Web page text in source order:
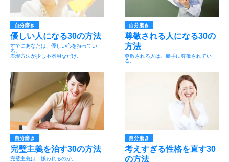
自分磨き
優しい人になる30の方法
すでにあなたは、優しい心を持ってい
る。
表現方法が少し不器用なだけ。
自分磨き
尊敬される人になる30の
方法
尊敬される人は、勝手に尊敬されてい
る。
自分磨き
完璧主義を治す30の方法
完璧主義は、嫌われるのか。
自分磨き
考えすぎる性格を直す30
の方法